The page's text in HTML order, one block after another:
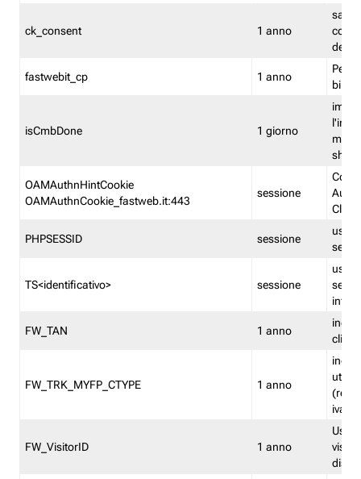
ck_consent 1 anno
salva
dei
fastwebit_cp 1 anno
isCmbDone 1 giorno
shp
OAMAuthnHintCookie
OAMAuthnCookie_fastweb.it:443
sessione
PHPSESSID sessione
TS<identificativo> sessione
FW_TAN 1 anno
FW_TRK_MYFP_CTYPE 1 anno
iva/
FW_VisitorID 1 anno